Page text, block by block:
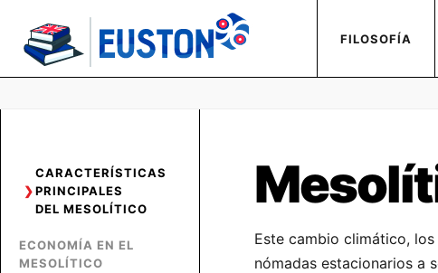
FILOSOFÍA
CARACTERÍSTICAS
PRINCIPALES
DEL MESOLÍTICO
ECONOMÍA EN EL
MESOLÍTICO
Este cambio climático,
nómadas estacionarios a